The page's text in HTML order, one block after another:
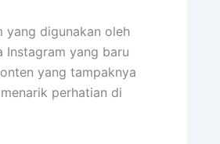
yang digunakan oleh
Instagram yang baru
yang tampaknya
perhatian di